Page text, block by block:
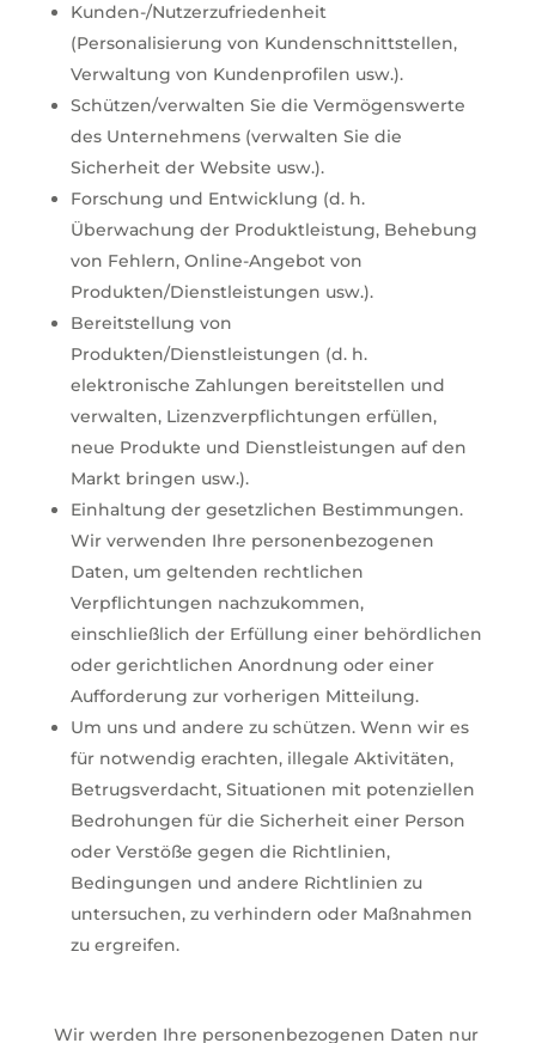
Kunden-/Nutzerzufriedenheit
(Personalisierung von Kundenschnittstellen,
Verwaltung von Kundenprofilen usw.).
Schützen/verwalten Sie die Vermögenswerte
des Unternehmens (verwalten Sie die
Sicherheit der Website usw.).
Forschung und Entwicklung (d. h.
Überwachung der Produktleistung, Behebung
von Fehlern, Online-Angebot von
Produkten/Dienstleistungen usw.).
Bereitstellung von
Produkten/Dienstleistungen (d. h.
elektronische Zahlungen bereitstellen und
verwalten, Lizenzverpflichtungen erfüllen,
neue Produkte und Dienstleistungen auf den
Markt bringen usw.).
Einhaltung der gesetzlichen Bestimmungen.
Wir verwenden Ihre personenbezogenen
Daten, um geltenden rechtlichen
Verpflichtungen nachzukommen,
einschließlich der Erfüllung einer behördlichen
oder gerichtlichen Anordnung oder einer
Aufforderung zur vorherigen Mitteilung.
Um uns und andere zu schützen. Wenn wir es
für notwendig erachten, illegale Aktivitäten,
Betrugsverdacht, Situationen mit potenziellen
Bedrohungen für die Sicherheit einer Person
oder Verstöße gegen die Richtlinien,
Bedingungen und andere Richtlinien zu
untersuchen, zu verhindern oder Maßnahmen
zu ergreifen.
Wir werden Ihre personenbezogenen Daten nur